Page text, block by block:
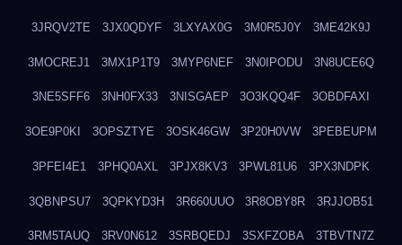
3JRQV2TE 3JX0QDYF 3LXYAX0G 3M0R5J0Y 3ME42K9J
3MOCREJ1 3MX1P1T9 3MYP6NEF 3N0IPODU 3N8UCE6Q
3NE5SFF6 3NH0FX33 3NISGAEP 3O3KQQ4F 3OBDFAXI
3OE9P0KI 3OPSZTYE 3OSK46GW 3P20H0VW 3PEBEUPM
3PFEI4E1 3PHQ0AXL 3PJX8KV3 3PWL81U6 3PX3NDPK
3QBNPSU7 3QPKYD3H 3R660UUO 3R8OBY8R 3RJJOB51
3RM5TAUQ 3RV0N612 3SRBQEDJ 3SXFZOBA 3TBVTN7Z